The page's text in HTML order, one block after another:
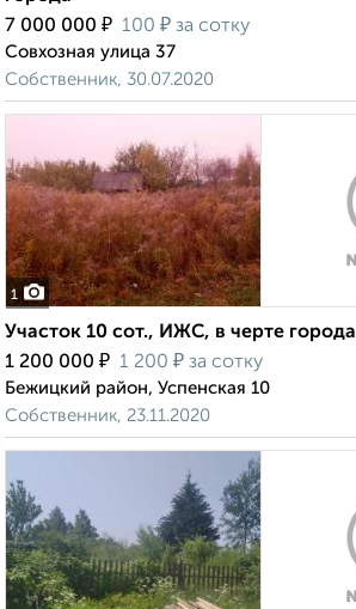
7 000 000 ₽ 100 ₽ за сотку
Совхозная улица 37
Собственник, 30.07.2020
1
Участок 10 сот., ИЖС, в черте города
1 200 000 ₽ 1 200 ₽ за сотку
Бежицкий район, Успенская 10
Собственник, 23.11.2020